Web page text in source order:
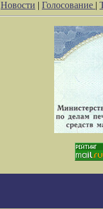
Новости | Голосование |